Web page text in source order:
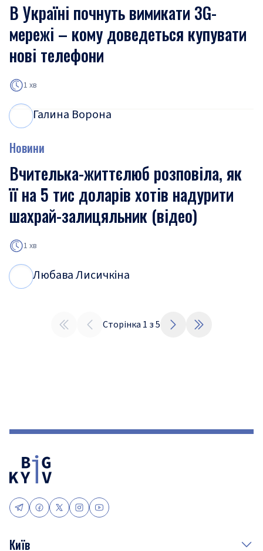
В Україні почнуть вимикати 3G-
мережі – кому доведеться купувати
нові телефони
1 хв
Галина Ворона
Новини
Вчителька-життєлюб розповіла, як
її на 5 тис доларів хотів надурити
шахрай-залицяльник (відео)
1 хв
Любава Лисичкіна
Сторінка 1 з5
Київ